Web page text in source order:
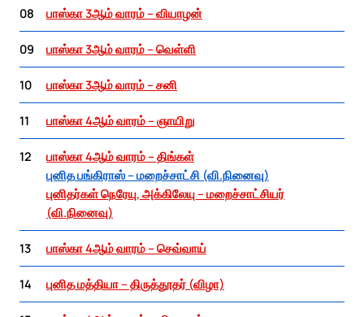
08 பாஸ்கா 3ஆம் வாரம் – வியாழன்
09 பாஸ்கா 3ஆம் வாரம் – வெள்ளி
10 பாஸ்கா 3ஆம் வாரம் – சனி
11 பாஸ்கா 4ஆம் வாரம் – ஞாயிறு
12
பாஸ்கா 4ஆம் வாரம் – திங்கள்
புனித பங்கிராஸ் – மறைச்சாட்சி (வி.நினைவு)
புனிதர்கள் நெரேயு, அக்கிலேயு – மறைச்சாட்சியர்
(வி.நினைவு)
13 பாஸ்கா 4ஆம் வாரம் – செவ்வாய்
14 புனித மத்தியா – திருத்தூதர் (விழா)